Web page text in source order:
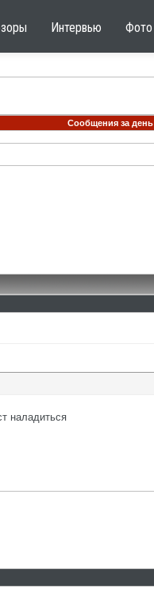
Интервью Фото
Сообщения за день
наладиться